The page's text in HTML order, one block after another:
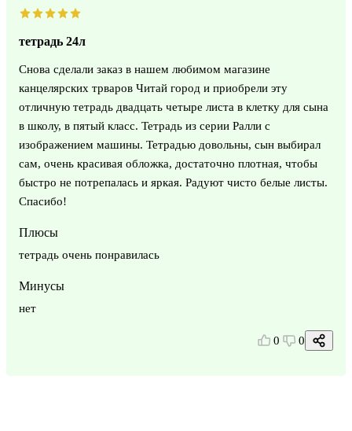
тетрадь 24л
Снова сделали заказ в нашем любимом магазине
канцелярских трваров Читай город и приобрели эту
отличную тетрадь двадцать четыре листа в клетку для сына
в школу, в пятый класс. Тетрадь из серии Ралли с
изображением машины. Тетрадью довольны, сын выбирал
сам, очень красивая обложка, достаточно плотная, чтобы
быстро не потрепалась и яркая. Радуют чисто белые листы.
Спасибо!
Плюсы
тетрадь очень понравилась
Минусы
нет
0 0